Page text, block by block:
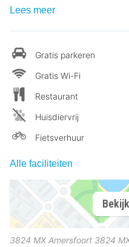
Lees meer
Gratis parkeren
Gratis Wi-Fi
Restaurant
Huisdiervrij
Fietsverhuur
Alle faciliteiten
3824 MX Amersfoort 3824